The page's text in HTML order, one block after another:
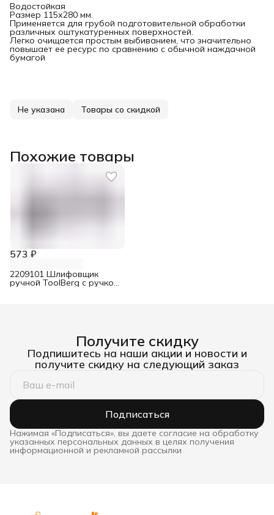
Водостойкая
Размер 115х280 мм.
Применяется для грубой подготовительной обработки
различных оштукатуренных поверхностей.
Легко очищается простым выбиванием, что значительно
повышает ее ресурс по сравнению с обычной наждачной
бумагой
Не указана Товары со скидкой
Похожие товары
573 ₽
2209101 Шлифовщик
ручной ToolBerg с ручкой
Получите скидку
Подпишитесь на наши акции и новости и
получите скидку на следующий заказ
Подписаться
Нажимая «Подписаться», вы даете согласие на обработку
указанных персональных данных в целях получения
информационной и рекламной рассылки